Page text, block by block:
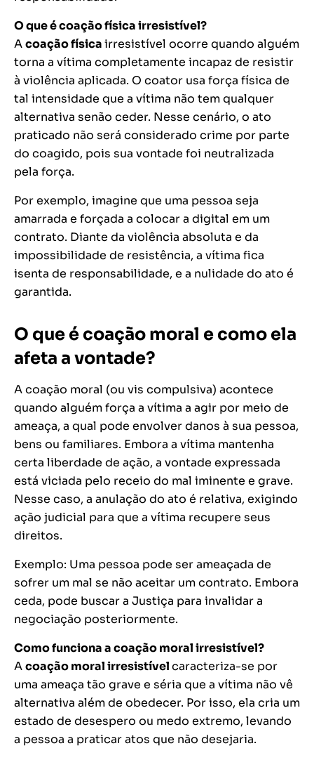
O que é coação física irresistível?
Acoação físicairresistível ocorre quando alguém
torna a vítima completamente incapaz de resistir
à violência aplicada. O coator usa força física de
tal intensidade que a vítima não tem qualquer
alternativa senão ceder. Nesse cenário, o ato
praticado não será considerado crime por parte
do coagido, pois sua vontade foi neutralizada
pela força.
Por exemplo, imagine que uma pessoa seja
amarrada e forçada a colocar a digital em um
contrato. Diante da violência absoluta e da
impossibilidade de resistência, a vítima fica
isenta de responsabilidade, e a nulidade do ato é
garantida.
O que é coação moral e como ela
afeta a vontade?
A coação moral (ou vis compulsiva) acontece
quando alguém força a vítima a agir por meio de
ameaça, a qual pode envolver danos à sua pessoa,
bens ou familiares. Embora a vítima mantenha
certa liberdade de ação, a vontade expressada
está viciada pelo receio do mal iminente e grave.
Nesse caso, a anulação do ato é relativa, exigindo
ação judicial para que a vítima recupere seus
direitos.
Exemplo: Uma pessoa pode ser ameaçada de
sofrer um mal se não aceitar um contrato. Embora
ceda, pode buscar a Justiça para invalidar a
negociação posteriormente.
Como funciona a coação moral irresistível?
Acoação moral irresistívelcaracteriza-se por
uma ameaça tão grave e séria que a vítima não vê
alternativa além de obedecer. Por isso, ela cria um
estado de desespero ou medo extremo, levando
a pessoa a praticar atos que não desejaria.